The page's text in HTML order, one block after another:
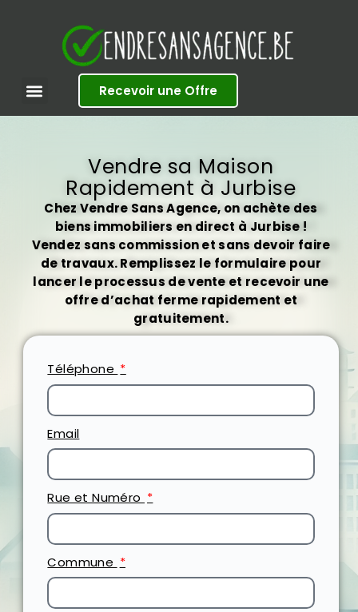
Recevoir une Offre
Vendre sa Maison
Rapidement à Jurbise
Chez Vendre Sans Agence, on achète des
biens immobiliers en direct à Jurbise !
Vendez sans commission et sans devoir faire
de travaux. Remplissez le formulaire pour
lancer le processus de vente et recevoir une
offre d’achat ferme rapidement et
gratuitement.
Téléphone
Email
Rue et Numéro
Commune